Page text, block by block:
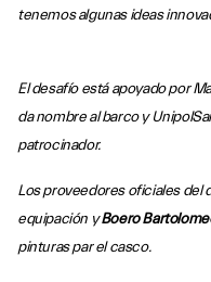
tenemos algunas ideas
El desafío está apoyado por
da nombre al barco y
patrocinador.
Los proveedores oficiales del
equipación yBoero
pinturas par el casco.